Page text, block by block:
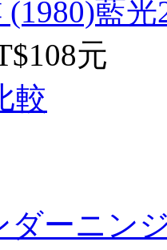
藍光
元
較
ーニン